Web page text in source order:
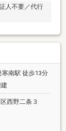
人不要／代行
南駅 徒歩13分
西野二条３